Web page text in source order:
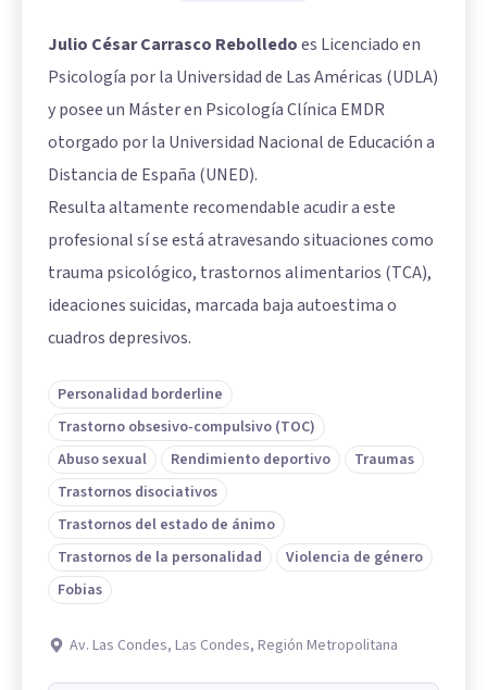
Julio César Carrasco Rebolledoes Licenciado en
Psicología por la Universidad de Las Américas (UDLA)
y posee un Máster en Psicología Clínica EMDR
otorgado por la Universidad Nacional de Educación a
Distancia de España (UNED).
Resulta altamente recomendable acudir a este
profesional sí se está atravesando situaciones como
trauma psicológico, trastornos alimentarios (TCA),
ideaciones suicidas, marcada baja autoestima o
cuadros depresivos.
Personalidad borderline
Trastorno obsesivo-compulsivo (TOC)
Abuso sexual
Rendimiento deportivo
Traumas
Trastornos disociativos
Trastornos del estado de ánimo
Trastornos de la personalidad
Violencia de género
Fobias
Av. Las Condes, Las Condes, Región Metropolitana